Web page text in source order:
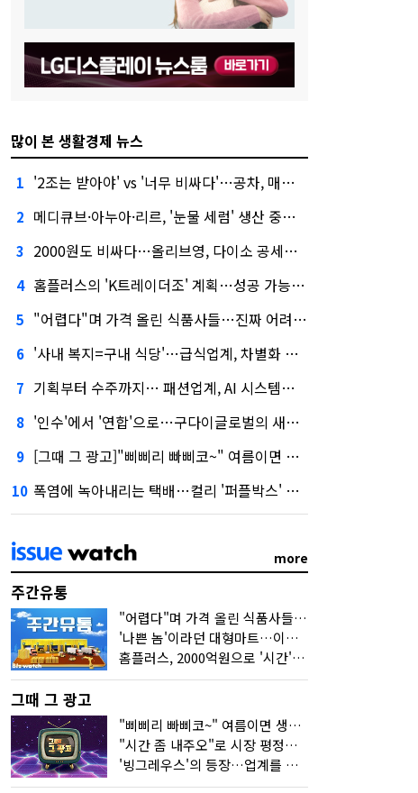
많이 본 생활경제 뉴스
1 '2조는 받아야' vs '너무 비싸다'…공차, 매각 성공할까
2 메디큐브·아누아·리르, '눈물 세럼' 생산 중단한다
3 2000원도 비싸다…올리브영, 다이소 공세에 '가성비'로 맞불
4 홈플러스의 'K트레이더조' 계획…성공 가능성은 '글쎄'
5 "어렵다"며 가격 올린 식품사들…진짜 어려운 거 맞아?
6 '사내 복지=구내 식당'…급식업계, 차별화 경쟁 본격화
7 기획부터 수주까지… 패션업계, AI 시스템화 박차
8 '인수'에서 '연합'으로…구다이글로벌의 새로운 투자법
9 [그때 그 광고]"삐삐리 빠삐코~" 여름이면 생각나는 그 노래
10 폭염에 녹아내리는 택배…컬리 '퍼플박스' 대안 될까
more
주간유통
"어렵다"며 가격 올린 식품사들…진짜 어려운 거 맞아?
'나쁜 놈'이라던 대형마트…이젠 '불쌍한 놈' 됐다
홈플러스, 2000억원으로 '시간'을 샀다
그때 그 광고
"삐삐리 빠삐코~" 여름이면 생각나는 그 노래
"시간 좀 내주오"로 시장 평정한 하이마트
'빙그레우스'의 등장…업계를 흔든 '세계관' 마케팅